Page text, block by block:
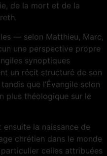
de la mort et de la
— selon Matthieu, Marc,
une perspective propre
synoptiques
un récit structuré de son
que l’Évangile selon
plus théologique sur le
la naissance de
chrétien dans le monde
celles attribuées